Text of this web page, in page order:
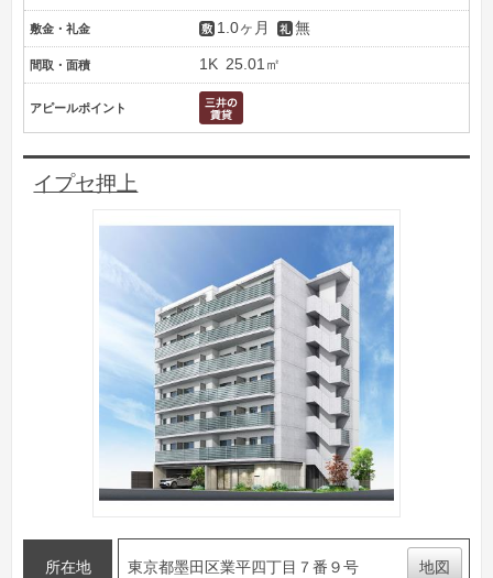
敷金・礼金 1.0ヶ月 無
間取・面積 1K 25.01㎡
アピールポイント
イプセ押上
所在地 東京都墨田区業平四丁目７番９号 地図